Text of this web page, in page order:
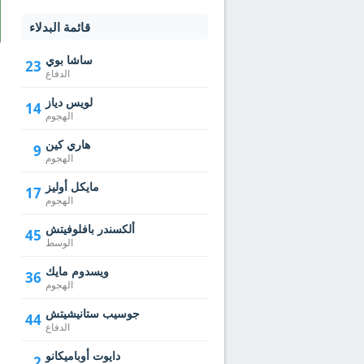
قائمة البدلاء
23 ساشا بوي
الدفاع
14 لويس دياز
الهجوم
9 هاري كين
الهجوم
17 مايكل أوليز
الهجوم
45 ألكسندر بافلوفيتش
الوسط
36 ويسدوم مايك
الهجوم
44 جوسيب ستانيشيتش
الدفاع
دايوت أوباميكانو